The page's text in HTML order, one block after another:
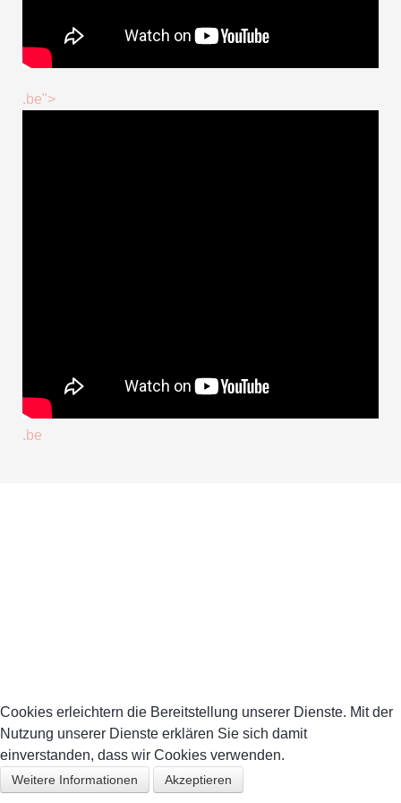
.be">
.be
Cookies erleichtern die Bereitstellung unserer Dienste. Mit der
Nutzung unserer Dienste erklären Sie sich damit
einverstanden, dass wir Cookies verwenden.
Weitere Informationen Akzeptieren